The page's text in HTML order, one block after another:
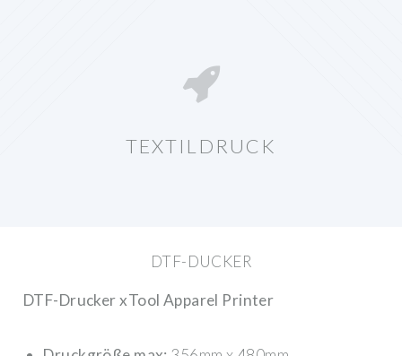
TEXTILDRUCK
DTF-DUCKER
DTF-Drucker xTool Apparel Printer